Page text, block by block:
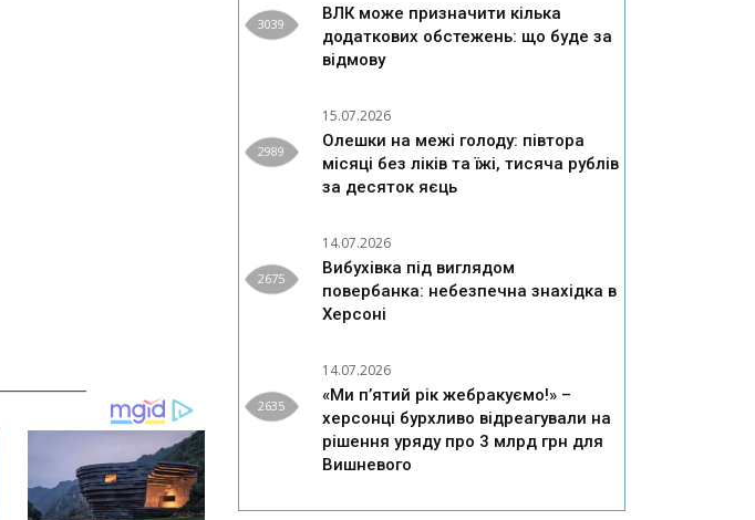
3039
ВЛК може призначити кілька
додаткових обстежень: що буде за
відмову
2989
15.07.2026
Олешки на межі голоду: півтора
місяці без ліків та їжі, тисяча рублів
за десяток яєць
2675
14.07.2026
Вибухівка під виглядом
повербанка: небезпечна знахідка в
Херсоні
2635
14.07.2026
«Ми п’ятий рік жебракуємо!» –
херсонці бурхливо відреагували на
рішення уряду про 3 млрд грн для
Вишневого